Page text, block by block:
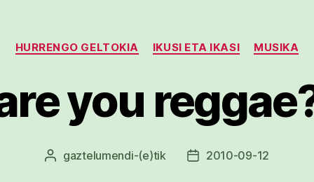
Kategoriak
HURRENGO GELTOKIA IKUSI ETA IKASI MUSIKA
you
Argitalpenaren
gaztelumendi-(e)tik
Argitalpenaren
2010-09-12